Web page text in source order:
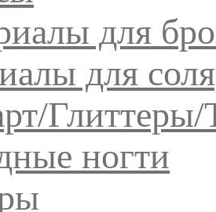
для
для
ногти